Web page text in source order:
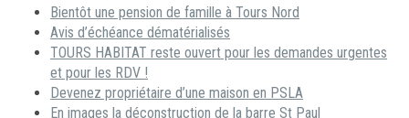
Bientôt une pension de famille à Tours Nord
Avis d’échéance dématérialisés
TOURS HABITAT reste ouvert pour les demandes urgentes
et pour les RDV !
Devenez propriétaire d’une maison en PSLA
En images la déconstruction de la barre St Paul